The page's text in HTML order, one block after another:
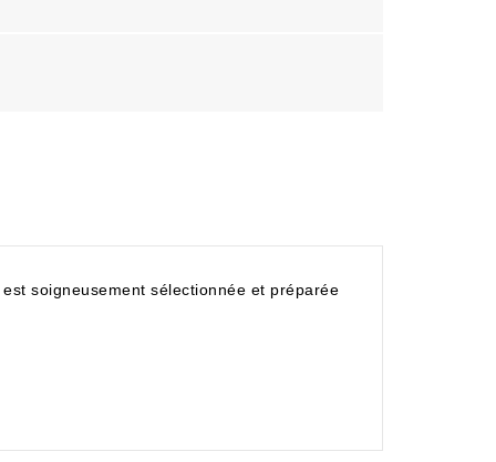
soigneusement sélectionnée et préparée